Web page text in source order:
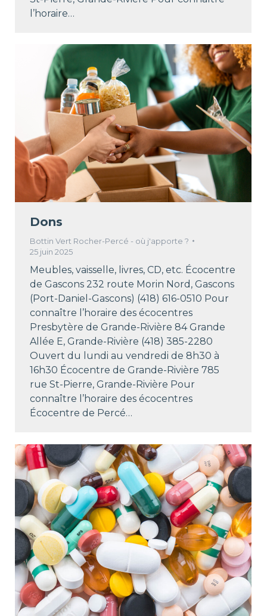
l’horaire…
Dons
Bottin Vert Rocher-Percé - où j'apporte ?
25 juin 2025
Meubles, vaisselle, livres, CD, etc. Écocentre
de Gascons 232 route Morin Nord, Gascons
(Port-Daniel-Gascons) (418) 616-0510 Pour
connaître l’horaire des écocentres
Presbytère de Grande-Rivière 84 Grande
Allée E, Grande-Rivière (418) 385-2280
Ouvert du lundi au vendredi de 8h30 à
16h30 Écocentre de Grande-Rivière 785
rue St-Pierre, Grande-Rivière Pour
connaître l’horaire des écocentres
Écocentre de Percé…